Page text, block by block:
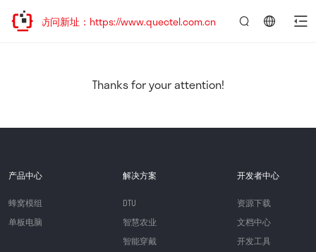
，欢迎访问新址：https://www.quectel.com.cn
Thanks for your attention!
产品中心
蜂窝模组
单板电脑
解决方案
DTU
智慧农业
智能穿戴
开发者中心
资源下载
文档中心
开发工具